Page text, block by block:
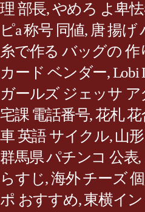
理 部長,やめろ よ卑
ピa 称号 同値, 唐 揚げ
糸で作る バッグの 作
カード ベンダー,Lobi
ガールズ ジェッサ ア
宅課 電話番号,花札
車 英語 サイクル, 山
群馬県 パチンコ 公表,
らすじ,海外 チーズ
ポ おすすめ,東横イ